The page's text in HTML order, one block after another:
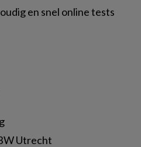
Utrecht
en snel online tests